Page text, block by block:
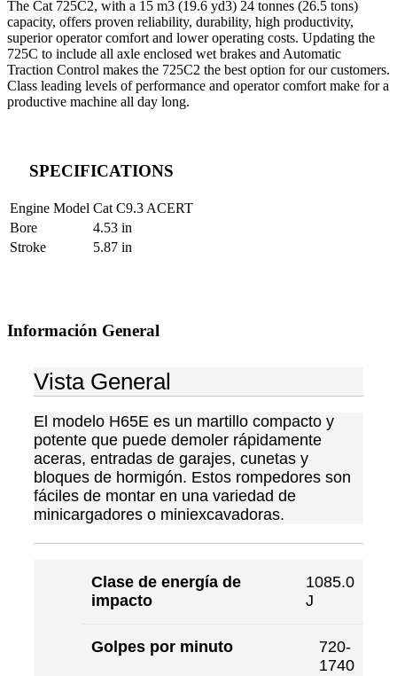
The Cat 725C2, with a 15 m3 (19.6 yd3) 24 tonnes (26.5 tons)
capacity, offers proven reliability, durability, high productivity,
superior operator comfort and lower operating costs. Updating the
725C to include all axle enclosed wet brakes and Automatic
Traction Control makes the 725C2 the best option for our customers.
Class leading levels of performance and operator comfort make for a
productive machine all day long.
SPECIFICATIONS
Engine Model Cat C9.3 ACERT
Bore
4.53 in
Stroke
5.87 in
Información General
Vista General
El modelo H65E es un martillo compacto y
potente que puede demoler rápidamente
aceras, entradas de garajes, cunetas y
bloques de hormigón. Estos rompedores son
fáciles de montar en una variedad de
minicargadores o miniexcavadoras.
Clase de energía de
impacto
1085.0
J
Golpes por minuto
720-
1740